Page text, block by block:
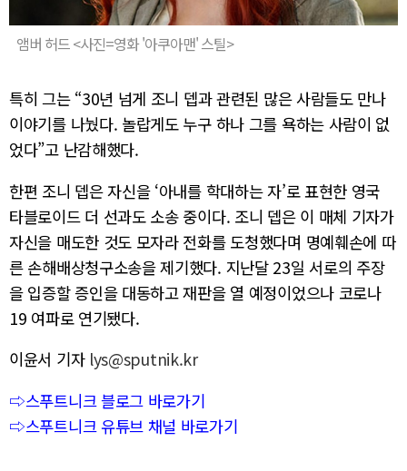
앰버 허드 <사진=영화 '아쿠아맨' 스틸>
특히 그는 “30년 넘게 조니 뎁과 관련된 많은 사람들도 만나
이야기를 나눴다. 놀랍게도 누구 하나 그를 욕하는 사람이 없
었다”고 난감해했다.
한편 조니 뎁은 자신을 ‘아내를 학대하는 자’로 표현한 영국
타블로이드 더 선과도 소송 중이다. 조니 뎁은 이 매체 기자가
자신을 매도한 것도 모자라 전화를 도청했다며 명예훼손에 따
른 손해배상청구소송을 제기했다. 지난달 23일 서로의 주장
을 입증할 증인을 대동하고 재판을 열 예정이었으나 코로나
19 여파로 연기됐다.
이윤서 기자 lys@sputnik.kr
⇨스푸트니크 블로그 바로가기
⇨스푸트니크 유튜브 채널 바로가기